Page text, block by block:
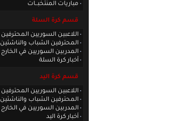
مباريات المنتخبــات
قسم كرة السلة
اللاعبين السوريين المحترفين
المحترفين الشباب والناشئين
المدربين السوريين في الخارج
أخبار كرة السلة
قسم كرة اليد
اللاعبين السوريين المحترفين
المحترفين الشباب والناشئين
المدربين السوريين في الخارج
أخبار كرة اليد